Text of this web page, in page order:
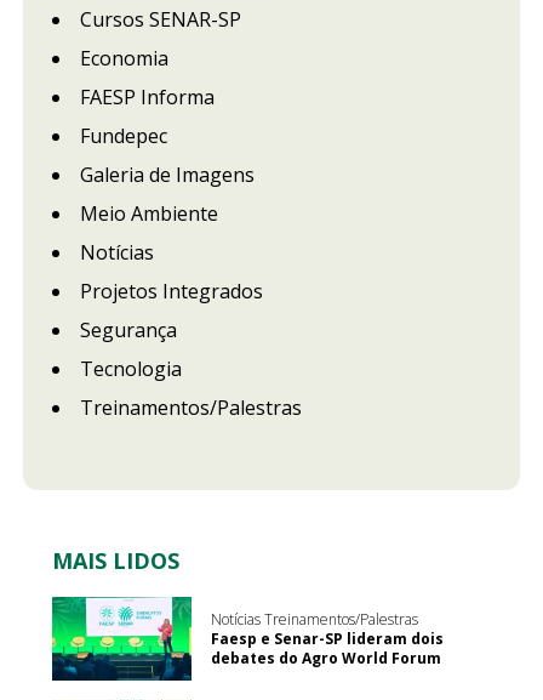
Cursos SENAR-SP
Economia
FAESP Informa
Fundepec
Galeria de Imagens
Meio Ambiente
Notícias
Projetos Integrados
Segurança
Tecnologia
Treinamentos/Palestras
MAIS LIDOS
Notícias Treinamentos/Palestras
Faesp e Senar-SP lideram dois
debates do Agro World Forum